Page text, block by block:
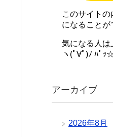
このサイト
になることが
気になる人は
ヽ(ﾟ∀ﾟ)ﾉ ﾊﾟｯ
アーカイブ
2026年8月